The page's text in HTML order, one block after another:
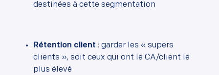
destinées à cette segmentation
Rétention client : garder les « supers
clients », soit ceux qui ont le CA/client le
plus élevé